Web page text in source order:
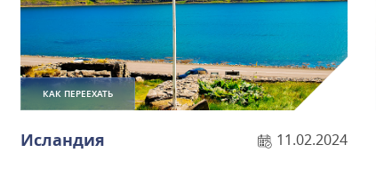
КАК ПЕРЕЕХАТЬ
Исландия 11.02.2024